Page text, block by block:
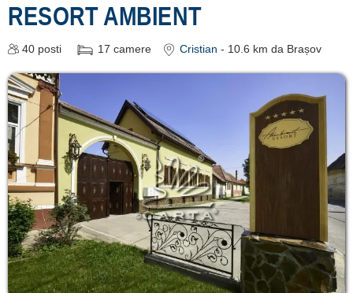
RESORT AMBIENT
40 posti 17 camere Cristian - 10.6 km da Brașov